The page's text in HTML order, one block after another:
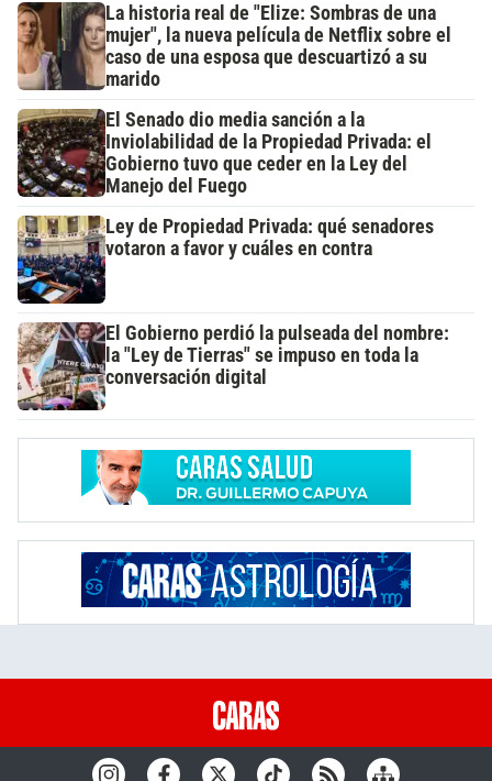
La historia real de "Elize: Sombras de una
mujer", la nueva película de Netflix sobre el
caso de una esposa que descuartizó a su
marido
El Senado dio media sanción a la
Inviolabilidad de la Propiedad Privada: el
Gobierno tuvo que ceder en la Ley del
Manejo del Fuego
Ley de Propiedad Privada: qué senadores
votaron a favor y cuáles en contra
El Gobierno perdió la pulseada del nombre:
la "Ley de Tierras" se impuso en toda la
conversación digital